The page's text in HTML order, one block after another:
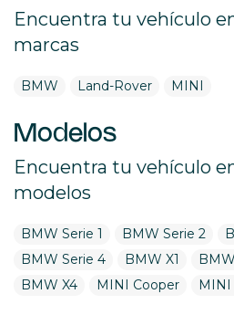
Encuentra tu vehículo
marcas
BMW Land-Rover MINI
Modelos
Encuentra tu vehículo
modelos
BMW Serie 1 BMW Serie 2
BMW Serie 4
BMW X1
BMW X4
MINI Cooper